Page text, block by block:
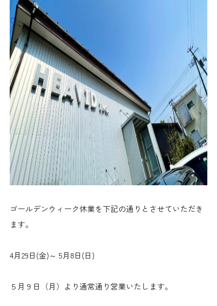
ゴールデンウィーク休業を下記の通りとさせていただき
ます。
4月29日(金)～ 5月8日(日)
５月９日（月）より通常通り営業いたします。